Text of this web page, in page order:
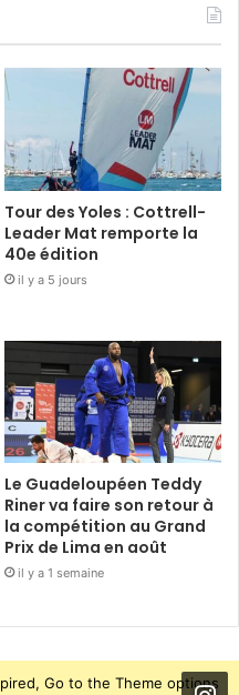
Tour des Yoles : Cottrell-
Leader Mat remporte la
40e édition
il y a 5 jours
Le Guadeloupéen Teddy
Riner va faire son retour à
la compétition au Grand
Prix de Lima en août
il y a 1 semaine
Go to the Theme options